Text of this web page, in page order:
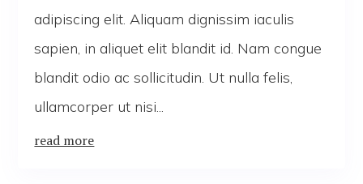
adipiscing elit. Aliquam dignissim iaculis
sapien, in aliquet elit blandit id. Nam congue
blandit odio ac sollicitudin. Ut nulla felis,
ullamcorper ut nisi...
read more